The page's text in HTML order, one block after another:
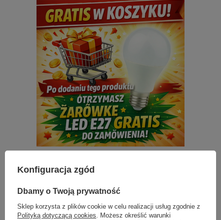
Konfiguracja zgód
Dbamy o Twoją prywatność
Sklep korzysta z plików cookie w celu realizacji usług zgodnie z
Polityką dotyczącą cookies. Możesz określić warunki